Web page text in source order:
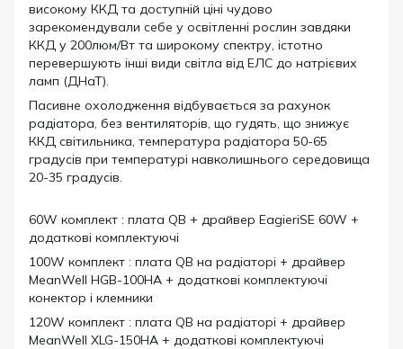
високому ККД та доступній ціні чудово
зарекомендували себе у освітленні рослин завдяки
ККД у 200люм/Вт та широкому спектру, істотно
перевершують інші види світла від ЕЛС до натрієвих
ламп (ДНаТ).
Пасивне охолодження відбувається за рахунок
радіатора, без вентиляторів, що гудять, що знижує
ККД світильника, температура радіатора 50-65
градусів при температурі навколишнього середовища
20-35 градусів.
60W комплект : плата QB + драйвер EagieriSE 60W +
додаткові комплектуючі
100W комплект : плата QB на радіаторі + драйвер
MeanWell HGB-100HA + додаткові комплектуючі
конектор і клемники
120W комплект : плата QB на радіаторі + драйвер
MeanWell XLG-150HA + додаткові комплектуючі